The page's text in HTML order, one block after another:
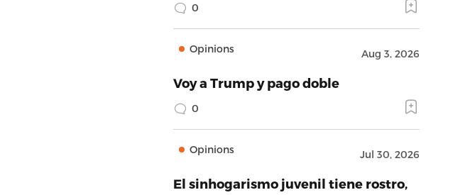
0
Opinions Aug 3, 2026
Voy a Trump y pago doble
0
Opinions Jul 30, 2026
El sinhogarismo juvenil tiene rostro,